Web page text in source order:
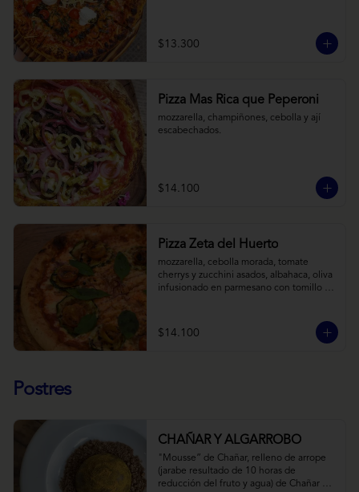
$13.300
Pizza Mas Rica que Peperoni
mozzarella, champiñones, cebolla y ají
escabechados.
$14.100
Pizza Zeta del Huerto
mozzarella, cebolla morada, tomate
cherrys y zucchini asados, albahaca, oliva
infusionado en parmesano con tomillo y
$14.100
Postres
CHAÑAR Y ALGARROBO
"Mousse” de Chañar, relleno de arrope
(jarabe resultado de 10 horas de
reducción del fruto y agua) de Chañar